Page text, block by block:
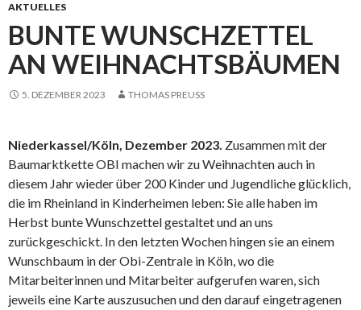
AKTUELLES
BUNTE WUNSCHZETTEL
AN WEIHNACHTSBÄUMEN
5. DEZEMBER 2023 THOMAS PREUSS
Niederkassel/Köln, Dezember 2023. Zusammen mit der
Baumarktkette OBI machen wir zu Weihnachten auch in
diesem Jahr wieder über 200 Kinder und Jugendliche glücklich,
die im Rheinland in Kinderheimen leben: Sie alle haben im
Herbst bunte Wunschzettel gestaltet und an uns
zurückgeschickt. In den letzten Wochen hingen sie an einem
Wunschbaum in der Obi-Zentrale in Köln, wo die
Mitarbeiterinnen und Mitarbeiter aufgerufen waren, sich
jeweils eine Karte auszusuchen und den darauf eingetragenen